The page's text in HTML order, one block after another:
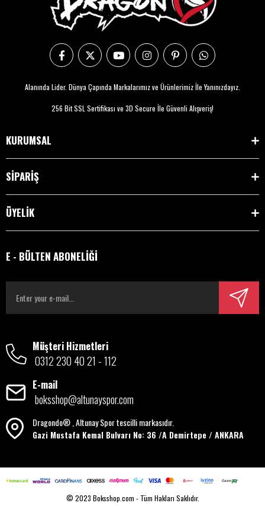
Alanında Lider. Dünya Çapında Markalarımız ve Ürünlerimiz İle Yanınızdayız.
256 Bit SSL Sertifikası ve 3D Secure İle Güvenli Alışveriş!
KURUMSAL
SİPARİŞ
ÜYELİK
E - BÜLTEN ABONELİĞİ
Müşteri Hizmetleri
0312 230 40 21 - 112
E-mail
boksshop@altunayspor.com
Dragondo® , Altunay Spor tescilli markasıdır.
Gazi Mustafa Kemal Bulvarı No: 36 /A Demirtepe / ANKARA
© 2023 Boksshop.com - Tüm Hakları Saklıdır.